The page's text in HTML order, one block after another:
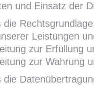
und Einsatz der
Leistungen
zur Erfüllung
zur Wahrung